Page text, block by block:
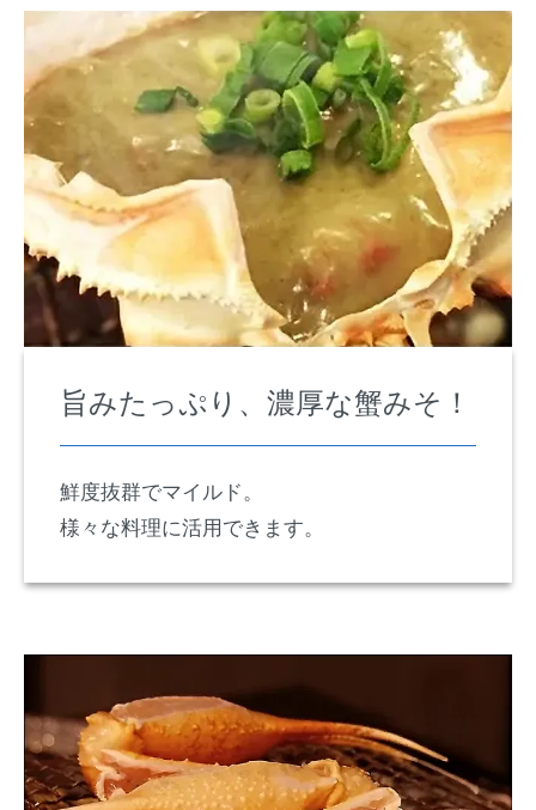
旨みたっぷり、濃厚な蟹みそ！
鮮度抜群でマイルド。
様々な料理に活用できます。